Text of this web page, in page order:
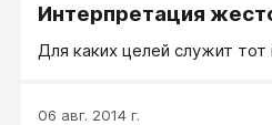
приемы с помощью немого
Они изобразили, как
Интерпретация
Для каких целей служит
06 авг. 2014 г.